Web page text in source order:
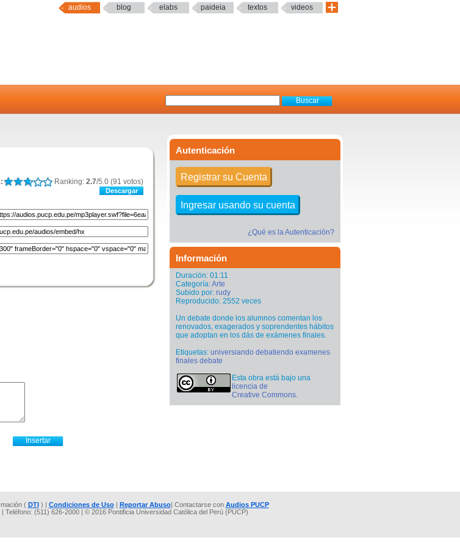
audios blog elabs paideia textos videos
Autenticación
Registrar su Cuenta
Ingresar usando su cuenta
¿Qué es la Autenticación?
Información
Duración: 01:11
Categoría:Arte
Subido por: rudy
Reproducido: 2552 veces
Un debate donde los alumnos comentan los
renovados, exagerados y soprendentes hábitos
que adoptan en los dás de exámenes finales.
Etiquetas: universiando debatiendo examenes
finales debate
Esta obra está bajo una
licencia de
Creative Commons.
Ranking: 2.7/5.0 (91 votos)
Descargar
( DTI) | Condiciones de Uso| Reportar Abuso| Contactarse con Audios PUCP
Teléfono: (511) 626-2000 | © 2016 Pontificia Universidad Católica del Perú (PUCP)